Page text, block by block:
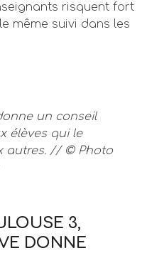
risquent fort
même suivi dans les
un conseil
élèves qui le
autres. // © Photo
3,
DONNE